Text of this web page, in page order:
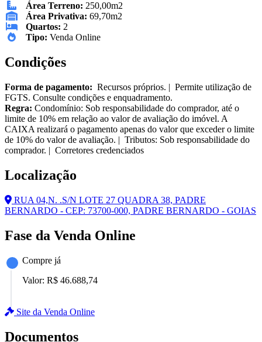
Área Terreno: 250,00m2
Área Privativa: 69,70m2
Quartos: 2
Tipo: Venda Online
Condições
Forma de pagamento: Recursos próprios. | Permite utilização de
FGTS. Consulte condições e enquadramento.
Regra: Condomínio: Sob responsabilidade do comprador, até o
limite de 10% em relação ao valor de avaliação do imóvel. A
CAIXA realizará o pagamento apenas do valor que exceder o limite
de 10% do valor de avaliação. | Tributos: Sob responsabilidade do
comprador. | Corretores credenciados
Localização
RUA 04,N. .S/N LOTE 27 QUADRA 38, PADRE
BERNARDO - CEP: 73700-000, PADRE BERNARDO - GOIAS
Fase da Venda Online
Compre já
Valor: R$ 46.688,74
Site da Venda Online
Documentos